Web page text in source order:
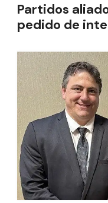
Partidos
pedido de